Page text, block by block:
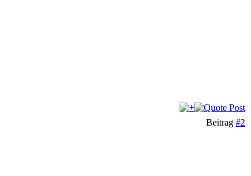
Beitrag #2